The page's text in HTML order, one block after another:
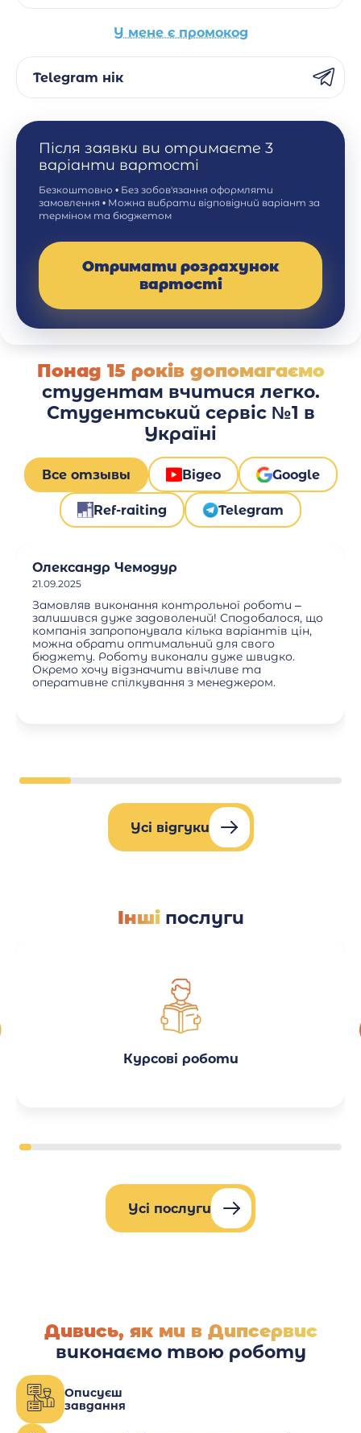
У мене є промокод
Telegram нік
Після заявки ви отримаєте 3
варіанти вартості
Безкоштовно • Без зобов'язання оформляти
замовлення • Можна вибрати відповідний варіант за
терміном та бюджетом
Отримати розрахунок
вартості
Понад 15 років допомагаємо
студентам вчитися легко.
Студентський сервіс №1 в
Україні
Все отзывы Відео Google
Ref-raiting Telegram
Олександр Чемодур
21.09.2025
Замовляв виконання контрольної роботи –
залишився дуже задоволений! Сподобалося, що
компанія запропонувала кілька варіантів цін,
можна обрати оптимальний для свого
бюджету. Роботу виконали дуже швидко.
Окремо хочу відзначити ввічливе та
оперативне спілкування з менеджером.
Усі відгуки
Іншіпослуги
Курсові роботи
Усі послуги
Дивись, як ми в Дипсервис
виконаємо твою роботу
Описуєш
завдання